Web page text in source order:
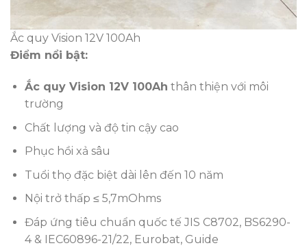
Ắc quy Vision 12V 100Ah
Điểm nổi bật:
Ắc quy Vision 12V 100Ah thân thiện với môi
trường
Chất lượng và độ tin cậy cao
Phục hồi xả sâu
Tuổi thọ đặc biệt dài lên đến 10 năm
Nội trở thấp ≤ 5,7mOhms
Đáp ứng tiêu chuẩn quốc tế JIS C8702, BS6290-
4 & IEC60896-21/22, Eurobat, Guide